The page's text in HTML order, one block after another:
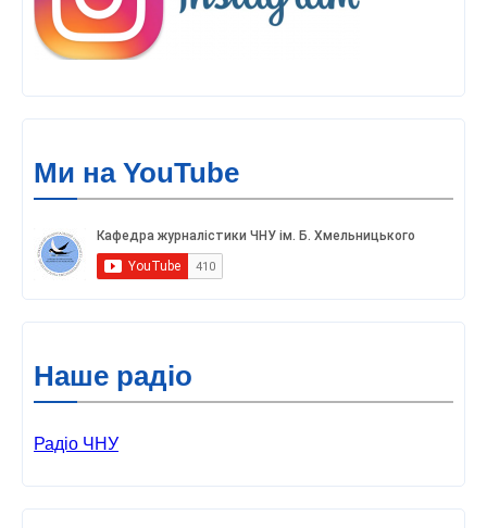
Ми на YouTube
Наше радіо
Радіо ЧНУ